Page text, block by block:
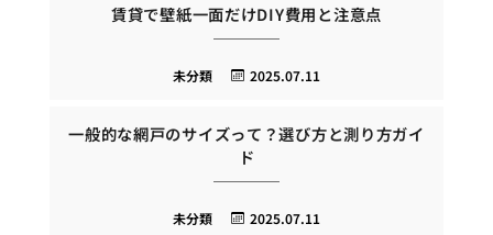
賃貸で壁紙一面だけDIY費用と注意点
2025.07.11
未分類
一般的な網戸のサイズって？選び方と測り方ガイ
ド
2025.07.11
未分類